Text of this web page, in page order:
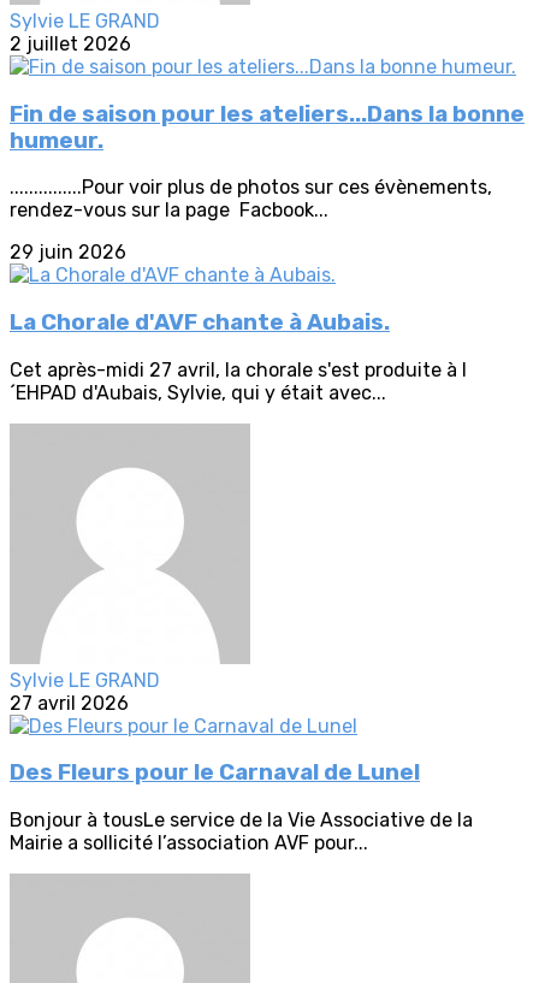
Sylvie LE GRAND
2 juillet 2026
Fin de saison pour les ateliers...Dans la bonne
humeur.
...............Pour voir plus de photos sur ces évènements,
rendez-vous sur la page Facbook...
29 juin 2026
La Chorale d'AVF chante à Aubais.
Cet après-midi 27 avril, la chorale s'est produite à l
´EHPAD d'Aubais, Sylvie, qui y était avec...
Sylvie LE GRAND
27 avril 2026
Des Fleurs pour le Carnaval de Lunel
Bonjour à tousLe service de la Vie Associative de la
Mairie a sollicité l’association AVF pour...